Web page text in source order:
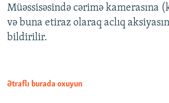
720p 1080p
Müəssisəsində cərimə kamerasına
və buna etiraz olaraq aclıq
bildirilir.
Ətraflı burada oxuyun